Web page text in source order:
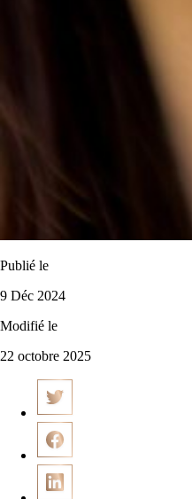
Publié le
9 Déc 2024
Modifié le
22 octobre 2025